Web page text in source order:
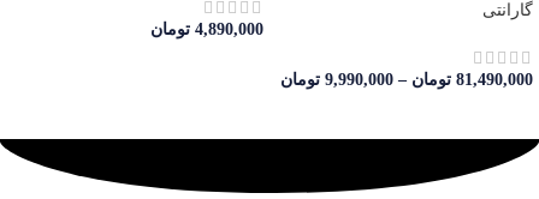
گارانتی
81,490,000 تومان –
9,990,000 تومان
4,890,000 تومان